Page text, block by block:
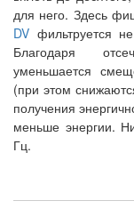
для него. Здесь
DV фильтруется
Благодаря
уменьшается
(при этом
получения
меньше энергии.
Гц.